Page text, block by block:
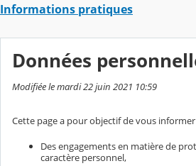
Informations pratiques
Données
Modifiée le mardi 22 juin 2021 10:59
Cette page a pour objectif de vous
Des engagements en matière de
caractère personnel,